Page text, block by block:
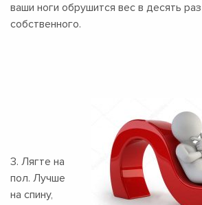
ваши ноги обрушится вес в десять
собственного.
3. Лягте на
пол. Лучше
на спину,